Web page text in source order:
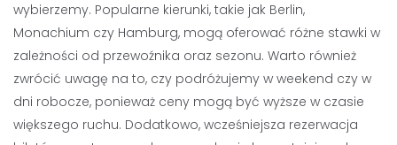
wybierzemy. Popularne kierunki, takie jak Berlin,
Monachium czy Hamburg, mogą oferować różne stawki w
zależności od przewoźnika oraz sezonu. Warto również
zwrócić uwagę na to, czy podróżujemy w weekend czy w
dni robocze, ponieważ ceny mogą być wyższe w czasie
większego ruchu. Dodatkowo, wcześniejsza rezerwacja